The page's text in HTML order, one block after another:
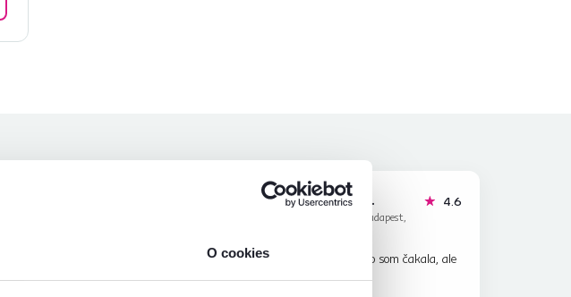
O cookies
E
Eszter P.
12.1.2024, Budapest,
4.6
Je trochu väčšia ako som čakala, ale
to je moja chyba😅